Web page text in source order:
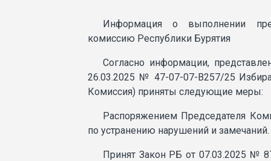
Информация о выполнении
комиссию Республики Бурятия
Согласно информации,
26.03.2025 № 47-07-07-В257/25
Комиссия) приняты следующие меры:
Распоряжением Председателя
по устранению нарушений и замечаний.
Принят Закон РБ от 07.03.2025 №